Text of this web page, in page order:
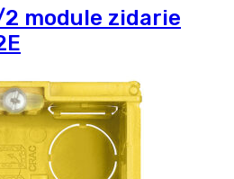
2 module zidarie